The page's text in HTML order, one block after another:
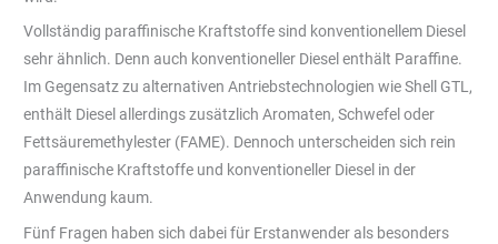
Vollständig paraffinische Kraftstoffe sind konventionellem Diesel
sehr ähnlich. Denn auch konventioneller Diesel enthält Paraffine.
Im Gegensatz zu alternativen Antriebstechnologien wie Shell GTL,
enthält Diesel allerdings zusätzlich Aromaten, Schwefel oder
Fettsäuremethylester (FAME). Dennoch unterscheiden sich rein
paraffinische Kraftstoffe und konventioneller Diesel in der
Anwendung kaum.
Fünf Fragen haben sich dabei für Erstanwender als besonders